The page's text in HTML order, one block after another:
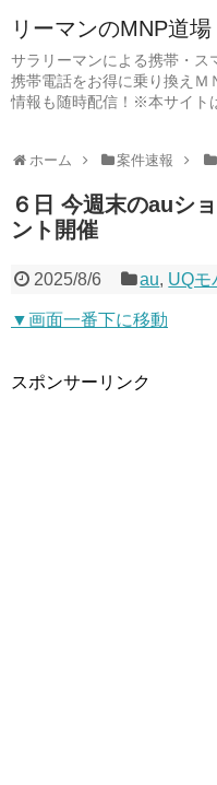
リーマンのMNP道場
サラリーマンによる携帯・ス
携帯電話をお得に乗り換えＭ
情報も随時配信！※本サイト
ホーム 案件速報
６日 今週末のauシ
ント開催
2025/8/6 au, UQモ
▼画面一番下に移動
スポンサーリンク